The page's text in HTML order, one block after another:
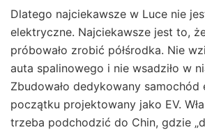
Dlatego najciekawsze w Luce nie
elektryczne. Najciekawsze jest to,
próbowało zrobić półśrodka. Nie
auta spalinowego i nie wsadziło w
Zbudowało dedykowany samochód
początku projektowany jako EV.
trzeba podchodzić do Chin, gdzie